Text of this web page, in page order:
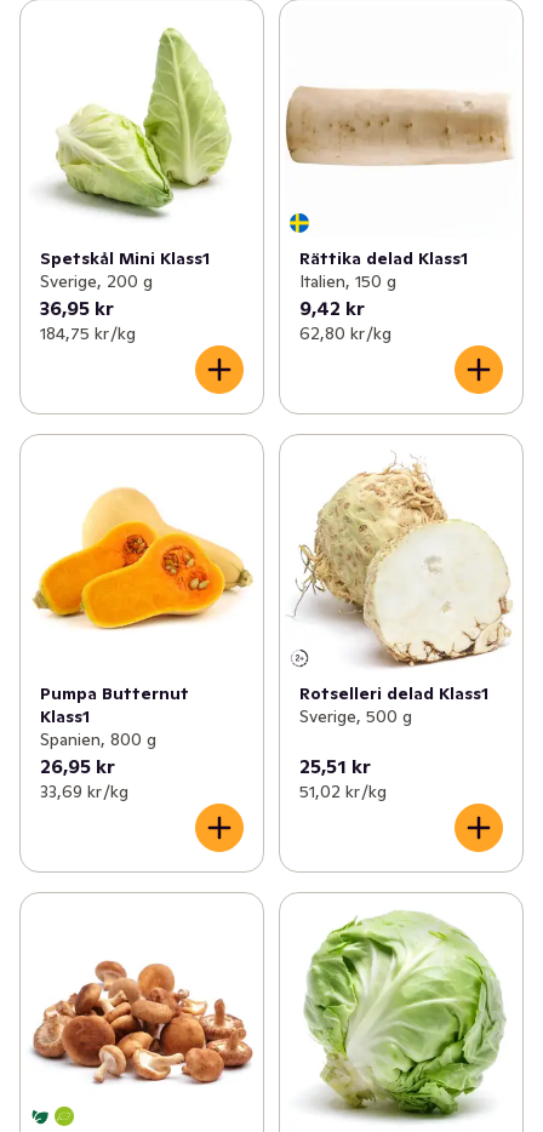
Spetskål Mini Klass1
Sverige, 200 g
36,95 kr
184,75 kr /kg
Rättika delad Klass1
Italien, 150 g
9,42 kr
62,80 kr /kg
Pumpa Butternut
Klass1
Spanien, 800 g
26,95 kr
33,69 kr /kg
Rotselleri delad Klass1
Sverige, 500 g
25,51 kr
51,02 kr /kg